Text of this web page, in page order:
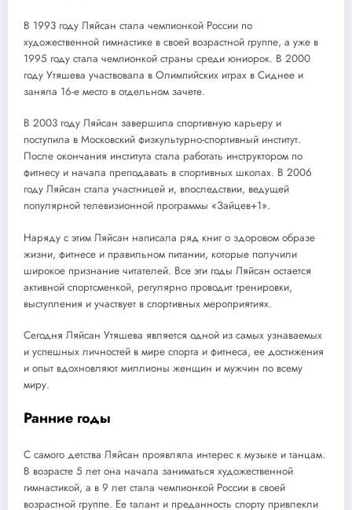
В 1993 году Ляйсан стала чемпионкой России по
художественной гимнастике в своей возрастной группе, а уже в
1995 году стала чемпионкой страны среди юниорок. В 2000
году Утяшева участвовала в Олимпийских играх в Сиднее и
заняла 16-е место в отдельном зачете.
В 2003 году Ляйсан завершила спортивную карьеру и
поступила в Московский физкультурно-спортивный институт.
После окончания института стала работать инструктором по
фитнесу и начала преподавать в спортивных школах. В 2006
году Ляйсан стала участницей и, впоследствии, ведущей
популярной телевизионной программы «Зайцев+1».
Наряду с этим Ляйсан написала ряд книг о здоровом образе
жизни, фитнесе и правильном питании, которые получили
широкое признание читателей. Все эти годы Ляйсан остается
активной спортсменкой, регулярно проводит тренировки,
выступления и участвует в спортивных мероприятиях.
Сегодня Ляйсан Утяшева является одной из самых узнаваемых
и успешных личностей в мире спорта и фитнеса, ее достижения
и опыт вдохновляют миллионы женщин и мужчин по всему
миру.
Ранние годы
С самого детства Ляйсан проявляла интерес к музыке и танцам.
В возрасте 5 лет она начала заниматься художественной
гимнастикой, а в 9 лет стала чемпионкой России в своей
возрастной группе. Ее талант и преданность спорту привлекли